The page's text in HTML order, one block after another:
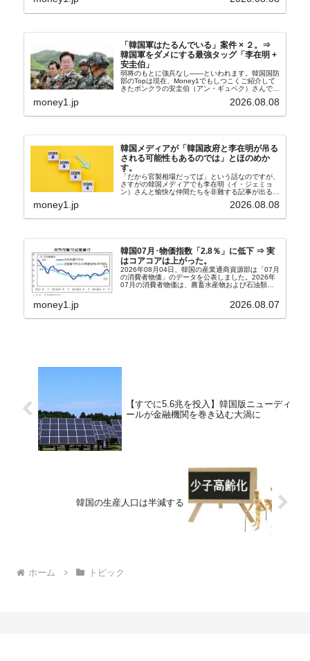
「韓国軍はたるんでいる」案件 × ２。⇒
韓国軍をダメにする最強タッグ「李在明 +
安圭伯」
弱将のもとに強兵なし――といわれます。韓国国防
部のTopは現在、Money1でもしつこくご紹介して
きたボンクラの安圭伯（アン・ギュベク）さんで
さんと「韓国初の文官上がり」の国防部長官安圭伯
money1.jp 2026.08.08
韓国メディアが「韓国政府と李在明が吊る
される可能性もあるのでは」とほのめか
す。
「だから官製相場だってば」という話なのですが、
さすがの韓国メディアでも李在明（イ・ジェミョ
ン）さんと愉快な仲間たちを非難する記事が出るよ
『朝鮮日報』に面白い記事が出ています。「東西南
money1.jp 2026.08.08
韓国07月･物価指数「2.8％」に低下 ⇒ 実
はコアコアは上がった。
2026年08月04日、韓国の産業通商資源部は「07月
の消費者物価」のデータを公表しました。2026年
07月の消費者物価は、農畜水産物および石油類の
2.8％上昇（06月は3.2％）となり、上昇率は前...
money1.jp 2026.08.07
【すでに5.6兆を投入】韓国版ニューディ
ールが金融機関を巻き込む大渦に
韓国の生産人口は半減する
ホーム トピック